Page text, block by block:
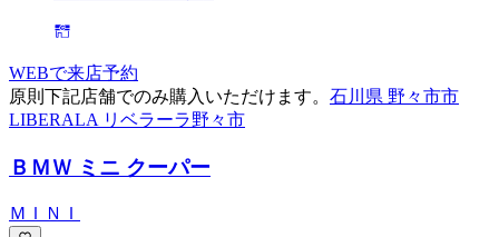
WEBで来店予約
原則下記店舗でのみ購入いただけます。 石川県 野々市市
LIBERALA リベラーラ野々市
ＢＭＷ ミニ クーパー
ＭＩＮＩ